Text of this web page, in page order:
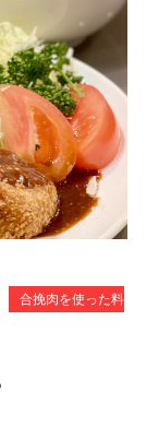
合挽肉を使った料